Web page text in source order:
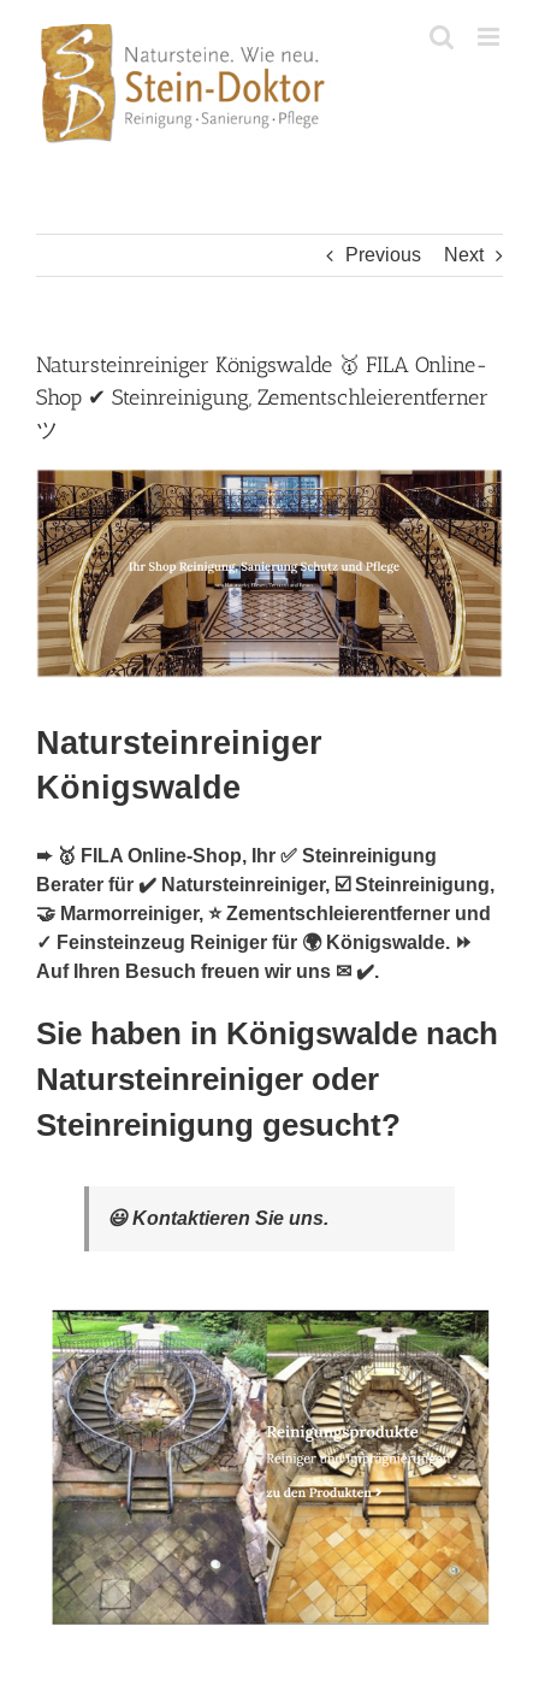
content
Previous Next
Natursteinreiniger Königswalde 🥇 FILA Online-
Shop ✔ Steinreinigung, Zementschleierentferner
ツ
Natursteinreiniger
Königswalde
➨ 🥇 FILA Online-Shop, Ihr ✅ Steinreinigung
Berater für ✔️ Natursteinreiniger, ☑️ Steinreinigung,
🤝 Marmorreiniger, ⭐ Zementschleierentferner und
✓ Feinsteinzeug Reiniger für 🌍 Königswalde. ⏩
Auf Ihren Besuch freuen wir uns ✉ ✔️.
Sie haben in Königswalde nach
Natursteinreiniger oder
Steinreinigung gesucht?
😃 Kontaktieren Sie uns.